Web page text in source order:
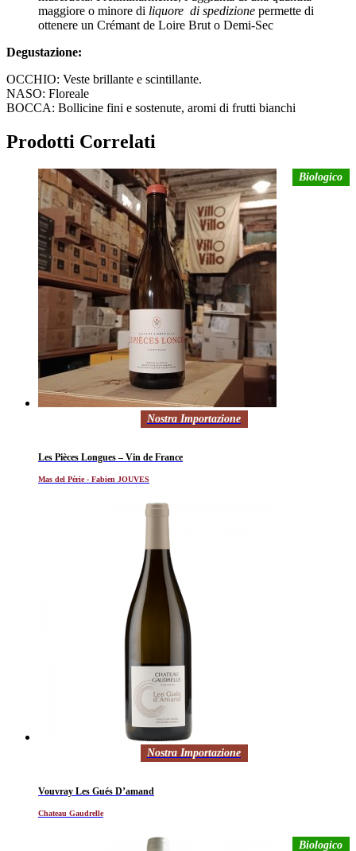
maggiore o minore di liquore di spedizione permette di
ottenere un Crémant de Loire Brut o Demi-Sec
Degustazione:
OCCHIO: Veste brillante e scintillante.
NASO: Floreale
BOCCA: Bollicine fini e sostenute, aromi di frutti bianchi
Prodotti Correlati
Biologico
Nostra Importazione
Les Pièces Longues – Vin de France
Mas del Périe - Fabien JOUVES
Nostra Importazione
Vouvray Les Gués D’amand
Chateau Gaudrelle
Biologico